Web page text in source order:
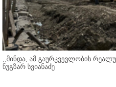
,,მინდა, ამ გაურკვევლობის
ნუგზარ სვიანაძე